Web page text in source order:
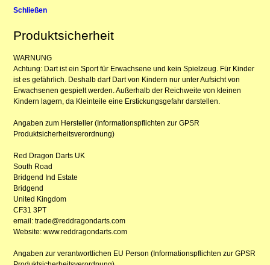
Schließen
Produktsicherheit
WARNUNG
Achtung: Dart ist ein Sport für Erwachsene und kein Spielzeug. Für Kinder
ist es gefährlich. Deshalb darf Dart von Kindern nur unter Aufsicht von
Erwachsenen gespielt werden. Außerhalb der Reichweite von kleinen
Kindern lagern, da Kleinteile eine Erstickungsgefahr darstellen.
Angaben zum Hersteller (Informationspflichten zur GPSR
Produktsicherheitsverordnung)
Red Dragon Darts UK
South Road
Bridgend Ind Estate
Bridgend
United Kingdom
CF31 3PT
email: trade@reddragondarts.com
Website: www.reddragondarts.com
Angaben zur verantwortlichen EU Person (Informationspflichten zur GPSR